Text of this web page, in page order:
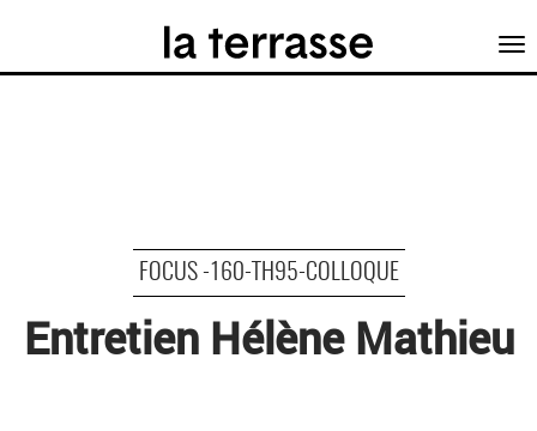
FOCUS -160-TH95-COLLOQUE
Entretien Hélène Mathieu